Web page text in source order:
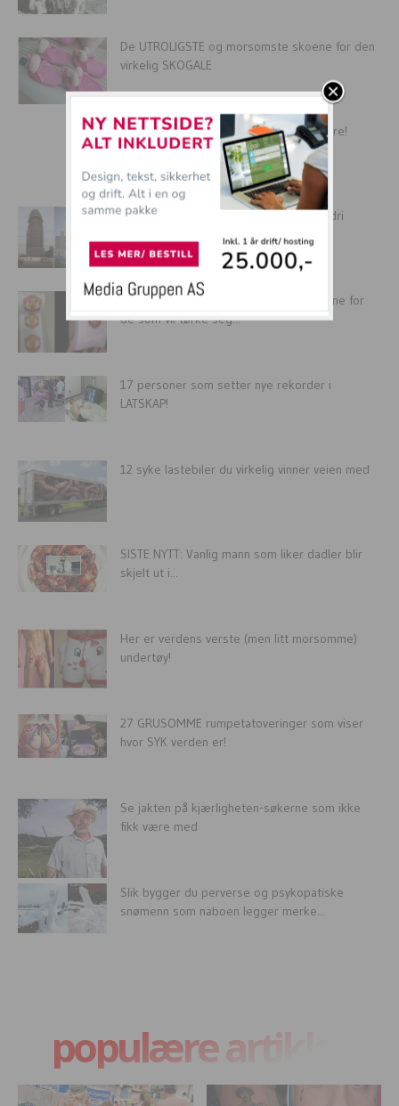
De UTROLIGSTE og morsomste skoene for den
virkelig SKOGALE
Øl er sunt! Ny forskning gleder øldrikkere!
18 vanvittige bygninger du garantert aldri
Nå kommer MANU-dopapir i butikkhyllene for
de som vil tørke seg...
17 personer som setter nye rekorder i
LATSKAP!
12 syke lastebiler du virkelig vinner veien med
SISTE NYTT: Vanlig mann som liker dadler blir
skjelt ut i...
Her er verdens verste (men litt morsomme)
undertøy!
27 GRUSOMME rumpetatoveringer som viser
hvor SYK verden er!
Se jakten på kjærligheten-søkerne som ikke
fikk være med
Slik bygger du perverse og psykopatiske
snømenn som naboen legger merke...
populære artikler